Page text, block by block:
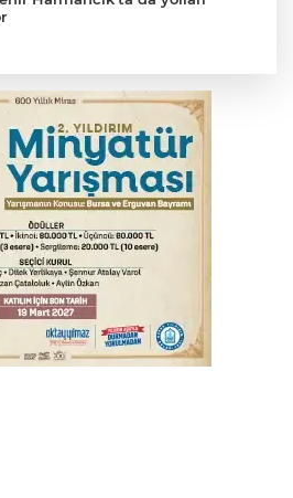
camına kafasını çarpan
yaralandı
ziyarete giderken kazada
kaybetti
orman yangını; Havadan ve
müdahale başlatıldı